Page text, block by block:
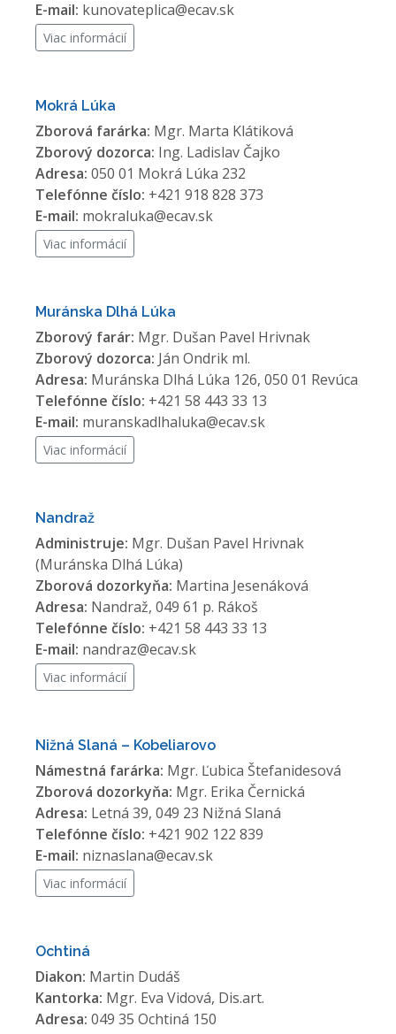
E-mail: kunovateplica@ecav.sk
Viac informácií
Mokrá Lúka
Zborová farárka: Mgr. Marta Klátiková
Zborový dozorca: Ing. Ladislav Čajko
Adresa: 050 01 Mokrá Lúka 232
Telefónne číslo: +421 918 828 373
E-mail: mokraluka@ecav.sk
Viac informácií
Muránska Dlhá Lúka
Zborový farár: Mgr. Dušan Pavel Hrivnak
Zborový dozorca: Ján Ondrik ml.
Adresa: Muránska Dlhá Lúka 126, 050 01 Revúca
Telefónne číslo: +421 58 443 33 13
E-mail: muranskadlhaluka@ecav.sk
Viac informácií
Nandraž
Administruje: Mgr. Dušan Pavel Hrivnak
(Muránska Dlhá Lúka)
Zborová dozorkyňa: Martina Jesenáková
Adresa: Nandraž, 049 61 p. Rákoš
Telefónne číslo: +421 58 443 33 13
E-mail: nandraz@ecav.sk
Viac informácií
Nižná Slaná – Kobeliarovo
Námestná farárka: Mgr. Ľubica Štefanidesová
Zborová dozorkyňa: Mgr. Erika Černická
Adresa: Letná 39, 049 23 Nižná Slaná
Telefónne číslo: +421 902 122 839
E-mail: niznaslana@ecav.sk
Viac informácií
Ochtiná
Diakon: Martin Dudáš
Kantorka: Mgr. Eva Vidová, Dis.art.
Adresa: 049 35 Ochtiná 150